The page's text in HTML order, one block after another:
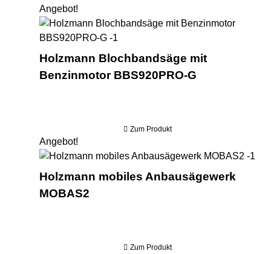
Angebot!
Holzmann Blochbandsäge mit
Benzinmotor BBS920PRO-G
Zum Produkt
Angebot!
Holzmann mobiles Anbausägewerk
MOBAS2
Zum Produkt